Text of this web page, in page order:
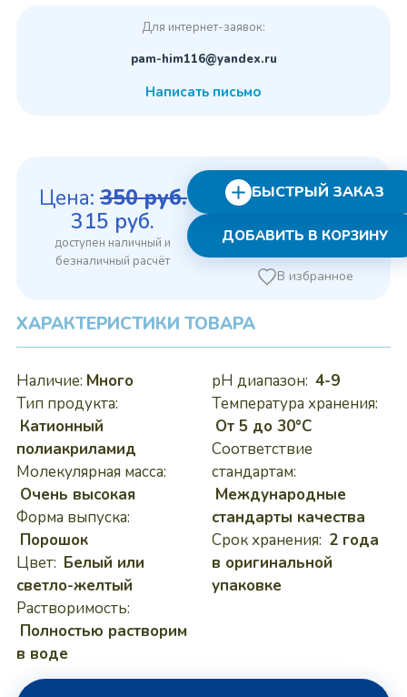
Для интернет-заявок:
pam-him116@yandex.ru
Написать письмо
Цена: 350руб.
Первоначальная
цена
составляла
315 руб. Текущая
цена:
315 руб..
ДОБАВИТЬ В КОРЗИНУ
БЫСТРЫЙ ЗАКАЗ
В избранное
ХАРАКТЕРИСТИКИ ТОВАРА
Наличие: Много
Тип продукта:
Катионный
полиакриламид
Молекулярная масса:
Очень высокая
Форма выпуска:
Порошок
Цвет: Белый или
светло-желтый
Растворимость:
Полностью растворим
в воде
pH диапазон: 4-9
Температура хранения:
От 5 до 30°C
Соответствие
стандартам:
Международные
стандарты качества
Срок хранения: 2 года
в оригинальной
упаковке